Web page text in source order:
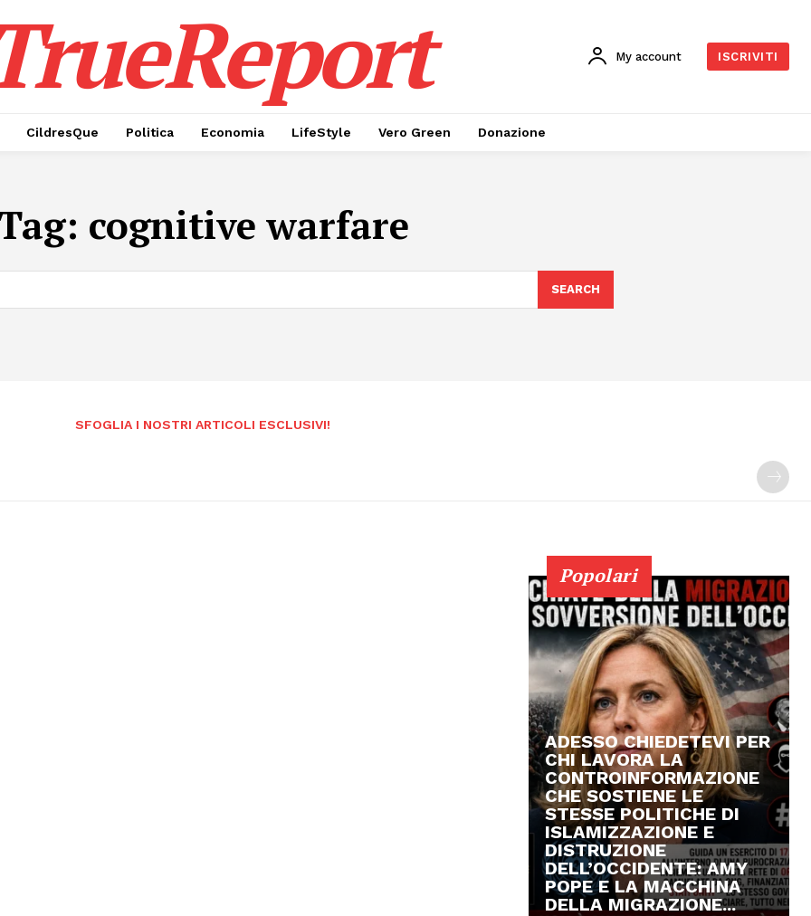
My account ISCRIVITI
CildresQue Politica Economia LifeStyle Vero Green Donazione
cognitive warfare
SEARCH
SFOGLIA I NOSTRI ARTICOLI ESCLUSIVI!
Popolari
ADESSO CHIEDETEVI PER
CHI LAVORA LA
CONTROINFORMAZIONE
CHE SOSTIENE LE
STESSE POLITICHE DI
ISLAMIZZAZIONE E
DISTRUZIONE
DELL’OCCIDENTE: AMY
POPE E LA MACCHINA
DELLA MIGRAZIONE...